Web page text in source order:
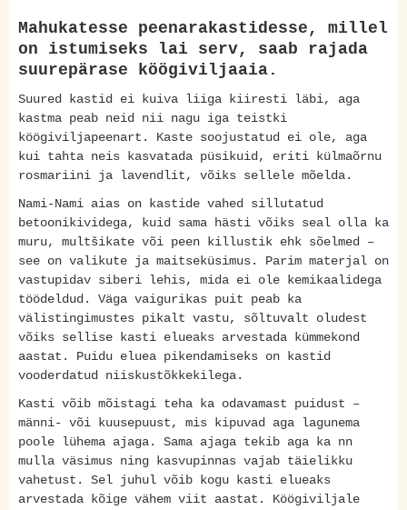
Mahukatesse peenarakastidesse, millel
on istumiseks lai serv, saab rajada
suurepärase köögiviljaaia.
Suured kastid ei kuiva liiga kiiresti läbi, aga
kastma peab neid nii nagu iga teistki
köögiviljapeenart. Kaste soojustatud ei ole, aga
kui tahta neis kasvatada püsikuid, eriti külmaõrnu
rosmariini ja lavendlit, võiks sellele mõelda.
Nami-Nami aias on kastide vahed sillutatud
betoonikividega, kuid sama hästi võiks seal olla ka
muru, multšikate või peen killustik ehk sõelmed –
see on valikute ja maitseküsimus. Parim materjal on
vastupidav siberi lehis, mida ei ole kemikaalidega
töödeldud. Väga vaigurikas puit peab ka
välistingimustes pikalt vastu, sõltuvalt oludest
võiks sellise kasti elueaks arvestada kümmekond
aastat. Puidu eluea pikendamiseks on kastid
vooderdatud niiskustõkkekilega.
Kasti võib mõistagi teha ka odavamast puidust –
männi- või kuusepuust, mis kipuvad aga lagunema
poole lühema ajaga. Sama ajaga tekib aga ka nn
mulla väsimus ning kasvupinnas vajab täielikku
vahetust. Sel juhul võib kogu kasti elueaks
arvestada kõige vähem viit aastat. Köögiviljale